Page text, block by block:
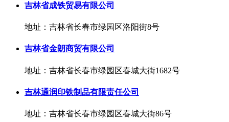
吉林省成铁贸易有限公司
地址：吉林省长春市绿园区洛阳街8号
吉林省金朗商贸有限公司
地址：吉林省长春市绿园区春城大街1682号
吉林通润印铁制品有限责任公司
地址：吉林省长春市绿园区春城大街86号